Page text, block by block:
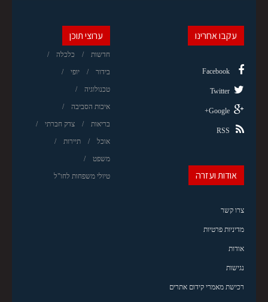
ערוצי תוכן
חדשות כלכלה
בידור יופי
טכנולוגיה
איכות הסביבה
בריאות צדק חברתי
אוכל תיירות
משפט
טיולי משפחות לחו"ל
עקבו אחרינו
Facebook
Twitter
Google+
RSS
אודות ועזרה
צרו קשר
מדיניות פרטיות
אודות
נגישות
רכישת מאמרי קידום אתרים